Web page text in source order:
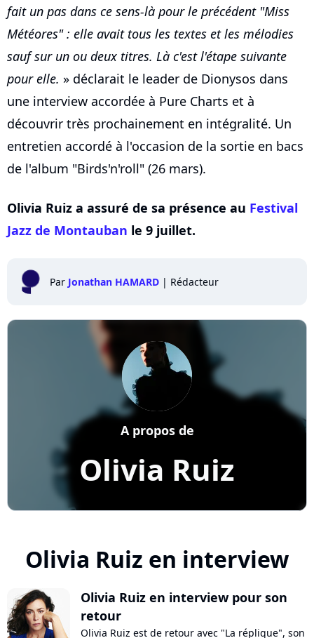
fait un pas dans ce sens-là pour le précédent "Miss
Météores" : elle avait tous les textes et les mélodies
sauf sur un ou deux titres. Là c'est l'étape suivante
pour elle. » déclarait le leader de Dionysos dans
une interview accordée à Pure Charts et à
découvrir très prochainement en intégralité. Un
entretien accordé à l'occasion de la sortie en bacs
de l'album "Birds'n'roll" (26 mars).
Olivia Ruiz a assuré de sa présence au Festival
Jazz de Montauban le 9 juillet.
Par Jonathan HAMARD | Rédacteur
Olivia Ruiz
A propos de
Olivia Ruiz en interview
Olivia Ruiz en interview pour son
retour
Olivia Ruiz est de retour avec "La réplique", son